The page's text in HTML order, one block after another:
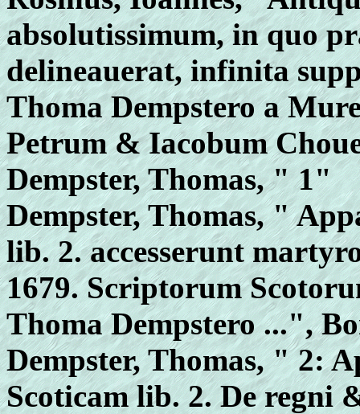
absolutissimum, in quo
delineauerat, infinita
Thoma Dempstero a
Petrum & Iacobum
Dempster, Thomas, " 1"
Dempster, Thomas, "
lib. 2. accesserunt
1679. Scriptorum
Thoma Dempstero ...",
Dempster, Thomas, " 2:
Scoticam lib. 2. De regni